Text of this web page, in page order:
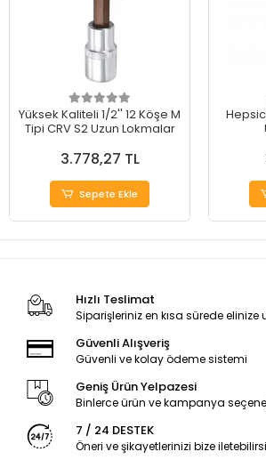
Yüksek Kaliteli 1/2'' 12 Köşe M
Tipi CRV S2 Uzun Lokmalar
3.778,27 TL
Sepete Ekle
Hızlı Teslimat
Siparişleriniz en kısa sürede elinize
Güvenli Alışveriş
Güvenli ve kolay ödeme sistemi
Geniş Ürün Yelpazesi
Binlerce ürün ve kampanya
7 / 24 DESTEK
Öneri ve şikayetlerinizi bize